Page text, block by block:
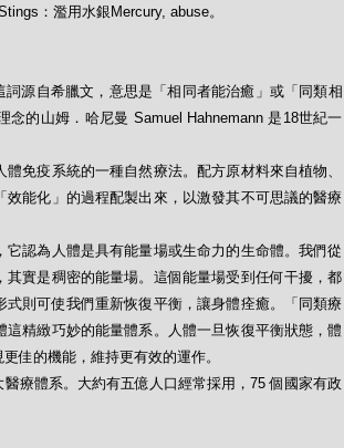
：濫用水銀Mercury, abuse。
詞源自希臘文，意思是「相同者能治癒」或「同類相
的山姆．哈尼曼 Samuel Hahnemann 是18世紀一
免疫系統的一種自然療法。配方原材料來自植物、
能化」的過程配製出來，以激發其不可思議的醫療
它認為人體是具有能量場或生命力的生命體。我們從
實是稠密的能量場。這個能量場受到任何干擾，都
則可使我們重新恢復平衡，讓身體痊癒。「同類療
精緻巧妙的能量體系。人體一旦恢復平衡狀態，體
佳的機能，維持更有效的運作。
療體系。大約有五億人口經常採用，75 個國家有政